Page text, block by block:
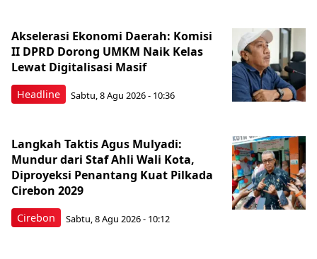
Headline
Akselerasi Ekonomi Daerah: Komisi
II DPRD Dorong UMKM Naik Kelas
Lewat Digitalisasi Masif
Sabtu, 8 Agu 2026 - 10:36
Cirebon
Langkah Taktis Agus Mulyadi:
Mundur dari Staf Ahli Wali Kota,
Diproyeksi Penantang Kuat Pilkada
Cirebon 2029
Sabtu, 8 Agu 2026 - 10:12